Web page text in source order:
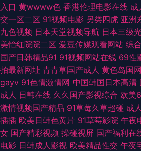
草 91次元网 一本道大香蕉伊人 无码夜夜 日韩精
利电影院 国产久久男人天堂 99微拍 av91福利
网络 亚洲欧美天堂在线 五月丁香婷婷成人 三
音先锋欧美专区 午夜亚洲无码 婷婷五月天网 欧
狠的撸最新版 国产视频三级 久久视频性交 青青
碰在线69 东京热AV无码 豆花在线视频 福利舍
入口 黄wwww色 香港伦理电影在线
交一区二区 91视频电影 另类四虎 亚洲
九色视频 日本天堂视频导航 日本三级
美怡红院院二区 爱豆传媒观看网站 综
国产日韩精品91 91视频网站在线 69性
拍最新网址 青青草国产成人 黄色岛国
gayv 91色情激情网 中国韩国日本高清
成人 日韩在线 久久国产影视综合 欧美
激情视频国产精品 91草莓久草超碰 成
插插 欧美日韩色黄片 91草莓影院 午夜
女 国产精彩视频 操碰视屏 国产福利在
电影 日韩成人影视 欧美精品性交 午夜